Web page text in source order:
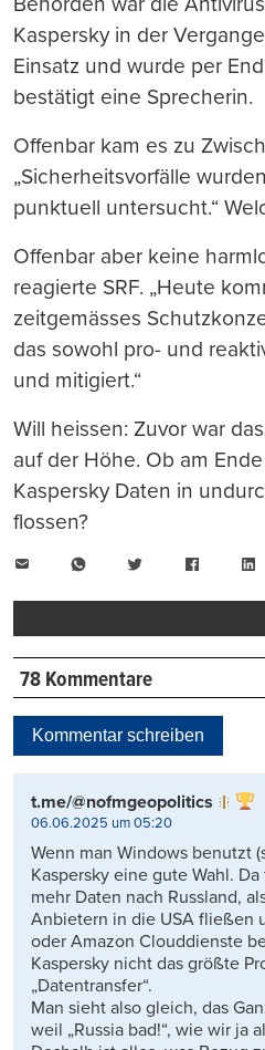
Kaspersky in der
Einsatz und wurde per
bestätigt eine Sprecherin.
Offenbar kam es zu
„Sicherheitsvorfälle
punktuell untersucht.“
Offenbar aber keine
reagierte SRF. „Heute
zeitgemässes
das sowohl pro- und
und mitigiert.“
Will heissen: Zuvor war
auf der Höhe. Ob am
Kaspersky Daten in
flossen?
WhatsAppTwitter Facebook
78 Kommentare
Kommentar schreiben
t.me/@nofmgeopolitics
06.06.2025 um 05:20
Wenn man Windows benutzt
Kaspersky eine gute Wahl.
mehr Daten nach Russland,
Anbietern in die USA fließen
oder Amazon Clouddienste
Kaspersky nicht das größte
„Datentransfer“.
Man sieht also gleich, das
weil „Russia bad!“, wie wir ja